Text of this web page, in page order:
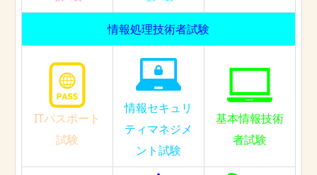
情報処理技術者試験
ITパスポート
試験
情報セキュリ
ティマネジメ
ント試験
基本情報技術
者試験